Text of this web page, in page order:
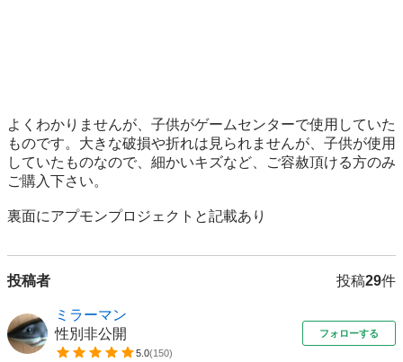
よくわかりませんが、子供がゲームセンターで使用していた
ものです。大きな破損や折れは見られませんが、子供が使用
していたものなので、細かいキズなど、ご容赦頂ける方のみ
ご購入下さい。
裏面にアプモンプロジェクトと記載あり
投稿者 投稿29件
ミラーマン
性別非公開
5.0(150)
フォローする